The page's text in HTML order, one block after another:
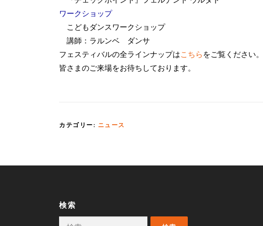
ワークショップ
こどもダンスワークショップ
講師：ラルンベ ダンサ
フェスティバルの全ラインナップはこちらをご覧ください。
皆さまのご来場をお待ちしております。
カテゴリー: ニュース
検索